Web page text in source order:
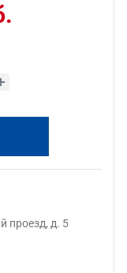
проезд, д. 5